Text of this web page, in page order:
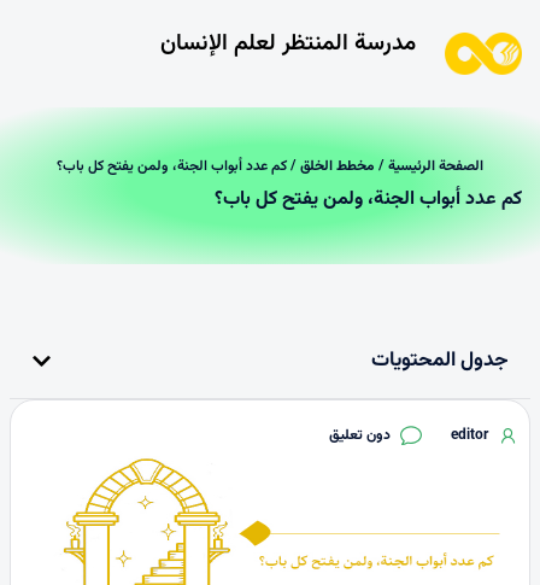
مدرسة المنتظر لعلم الإنسان
الصفحة الرئیسیة/ مخطط الخلق/ کم عدد أبواب الجنة، ولمن یفتح کل باب؟
کم عدد أبواب الجنة، ولمن یفتح کل باب؟
جدول المحتويات
editor دون تعليق